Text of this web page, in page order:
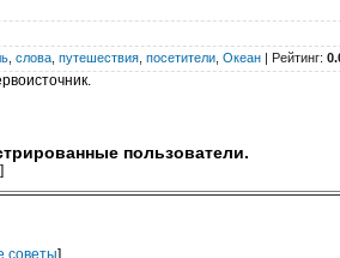
слова путешествия посетители Океан | Рейтинг:
пользователи.
]
советы]